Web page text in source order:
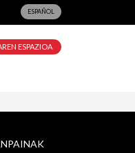
ESPAÑOL
ESPAZIOA